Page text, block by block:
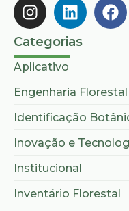
Categorias
Aplicativo
Engenharia Florestal
Identificação
Inovação e
Institucional
Inventário Florestal